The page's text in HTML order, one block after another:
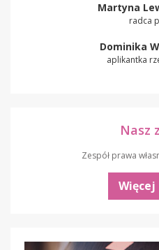
Martyna
radca
Dominika
aplikantka
Nasz
Zespół prawa
Więcej